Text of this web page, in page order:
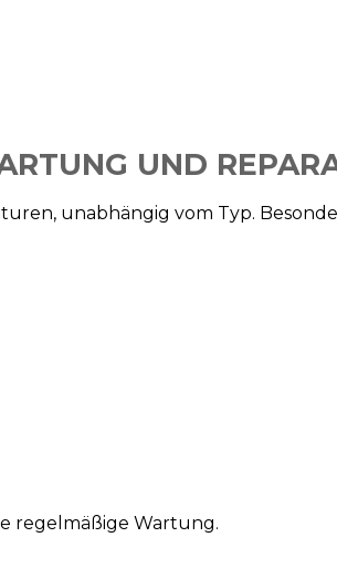
UND
unabhängig vom Typ.
regelmäßige Wartung.